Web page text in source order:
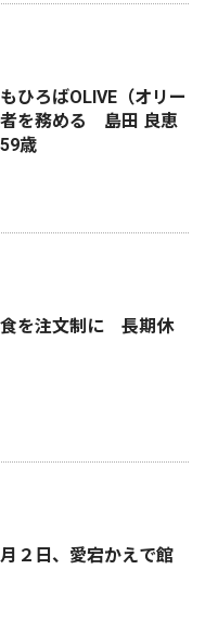
ひろばOLIVE（オリー
を務める 島田 良恵
歳
を注文制に 長期休
２日、愛宕かえで館